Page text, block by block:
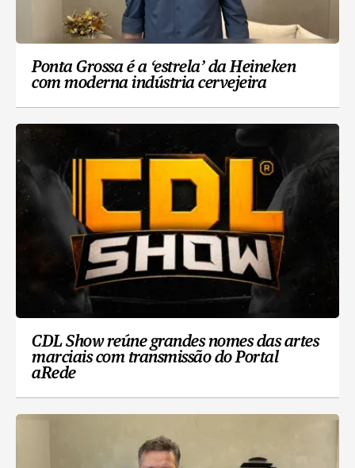
Ponta Grossa é a ‘estrela’ da Heineken
com moderna indústria cervejeira
CDL Show reúne grandes nomes das artes
marciais com transmissão do Portal
aRede